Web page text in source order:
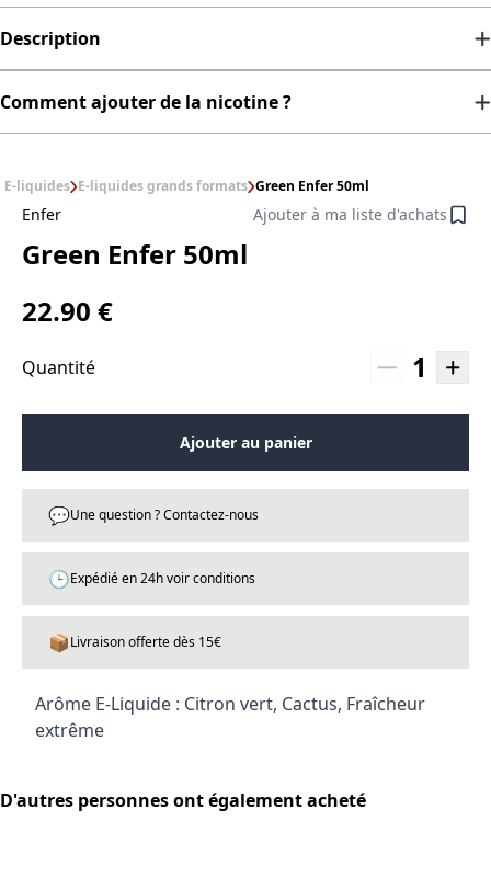
Description
Comment ajouter de la nicotine ?
E-liquides E-liquides grands formats Green Enfer 50ml
Enfer Ajouter à ma liste d'achats
Green Enfer 50ml
22.90 €
Quantité 1
Ajouter au panier
💬Une question ? Contactez-nous
🕒Expédié en 24h voir conditions
📦Livraison offerte dès 15€
Arôme E-Liquide : Citron vert, Cactus, Fraîcheur
extrême
D'autres personnes ont également acheté